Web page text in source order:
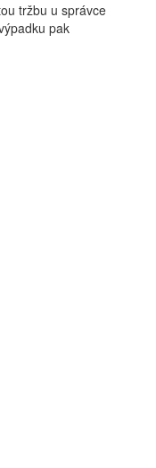
tržbu u správce
pak